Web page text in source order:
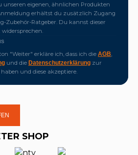
unseren eigenen, ähnlichen Produkten
erhältst du zusätzlich Zugang
Zubehör-Ratgeber. Du kannst dieser
"Weiter" erkläre ich, dass ich die AGB
und die Datenschutzerklärung zur
und diese akzeptiere.
SHOP